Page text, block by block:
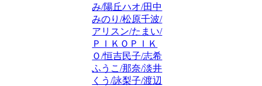
み/陽丘ハオ/田中
みのり/松原千波/
アリスン/たまい/
ＰＩＫＯＰＩＫ
Ｏ/恒吉民子/志希
ふうこ/那奈/淡井
くう/詠梨子/渡辺